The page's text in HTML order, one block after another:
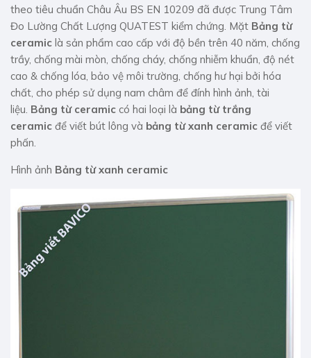
theo tiêu chuẩn Châu Âu BS EN 10209 đã được Trung Tâm
Đo Lường Chất Lượng QUATEST kiểm chứng. Mặt Bảng từ
ceramic là sản phẩm cao cấp với độ bền trên 40 năm, chống
trầy, chống mài mòn, chống cháy, chống nhiễm khuẩn, độ nét
cao & chống lóa, bảo vệ môi trường, chống hư hại bởi hóa
chất, cho phép sử dụng nam châm để đính hình ảnh, tài
liệu. Bảng từ ceramic có hai loại là bảng từ trắng
ceramic để viết bút lông và bảng từ xanh ceramic để viết
phấn.
Hình ảnh Bảng từ xanh ceramic